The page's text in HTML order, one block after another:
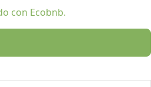
con Ecobnb.